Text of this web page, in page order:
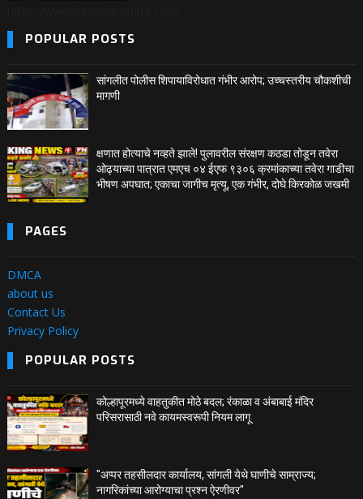
POPULAR POSTS
सांगलीत पोलीस शिपायाविरोधात गंभीर आरोप; उच्चस्तरीय चौकशीची
मागणी
क्षणात होत्याचे नव्हते झाले! पुलावरील संरक्षण कठडा तोडून तवेरा
ओढ्याच्या पात्रात एमएच ०४ ईएफ ९३०६ क्रमांकाच्या तवेरा गाडीचा
भीषण अपघात; एकाचा जागीच मृत्यू, एक गंभीर, दोघे किरकोळ जखमी
PAGES
DMCA
about us
Contact Us
Privacy Policy
POPULAR POSTS
कोल्हापूरमध्ये वाहतुकीत मोठे बदल; रंकाळा व अंबाबाई मंदिर
परिसरासाठी नवे कायमस्वरूपी नियम लागू
"अप्पर तहसीलदार कार्यालय, सांगली येथे घाणीचे साम्राज्य;
नागरिकांच्या आरोग्याचा प्रश्न ऐरणीवर"